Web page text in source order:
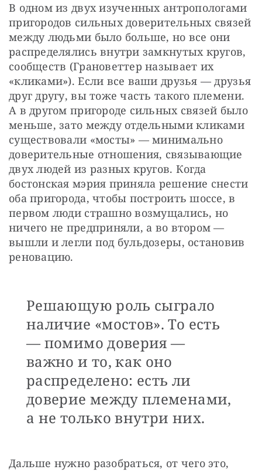
В одном из двух изученных антропологами
пригородов сильных доверительных связей
между людьми было больше, но все они
распределялись внутри замкнутых кругов,
сообществ (Грановеттер называет их
«кликами»). Если все ваши друзья — друзья
друг другу, вы тоже часть такого племени.
А в другом пригороде сильных связей было
меньше, зато между отдельными кликами
существовали «мосты» — минимально
доверительные отношения, связывающие
двух людей из разных кругов. Когда
бостонская мэрия приняла решение снести
оба пригорода, чтобы построить шоссе, в
первом люди страшно возмущались, но
ничего не предприняли, а во втором —
вышли и легли под бульдозеры, остановив
реновацию.
Решающую роль сыграло
наличие «мостов». То есть
— помимо доверия —
важно и то, как оно
распределено: есть ли
доверие между племенами,
а не только внутри них.
Дальше нужно разобраться, от чего это,